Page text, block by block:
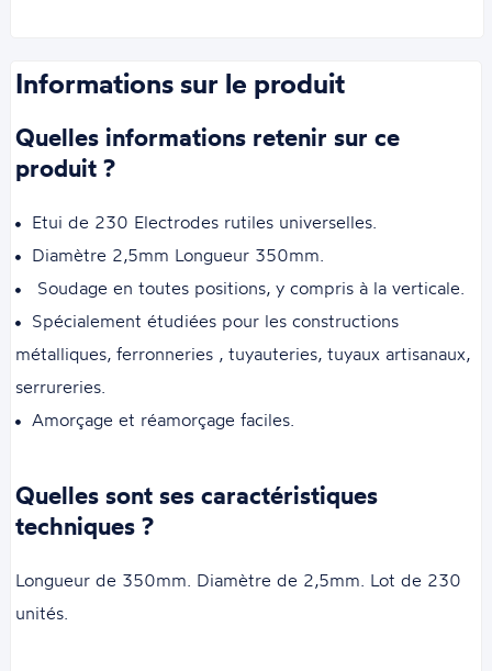
Informations sur le produit
Quelles informations retenir sur ce
produit ?
Etui de 230 Electrodes rutiles universelles.
Diamètre 2,5mm Longueur 350mm.
Soudage en toutes positions, y compris à la verticale.
Spécialement étudiées pour les constructions
métalliques, ferronneries , tuyauteries, tuyaux artisanaux,
serrureries.
Amorçage et réamorçage faciles.
Quelles sont ses caractéristiques
techniques ?
Longueur de 350mm. Diamètre de 2,5mm. Lot de 230
unités.